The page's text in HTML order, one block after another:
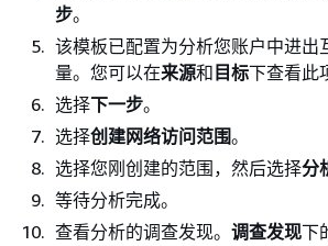
步。
该模板已配置为分析您账户中进出
量。您可以在来源和 目标下查看此
选择下一步。
选择创建网络访问范围。
选择您刚创建的范围，然后选择分
等待分析完成。
查看分析的调查发现。 调查发现下